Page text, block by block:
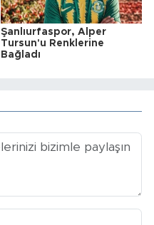
Şanlıurfaspor, Alper
Tursun'u Renklerine
Bağladı